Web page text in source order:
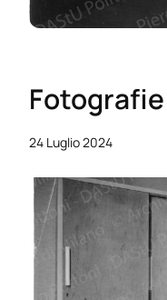
24 Luglio 2024